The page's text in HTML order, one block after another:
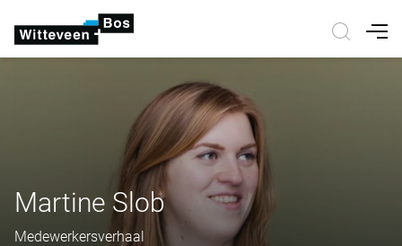
Martine Slob
Medewerkersverhaal